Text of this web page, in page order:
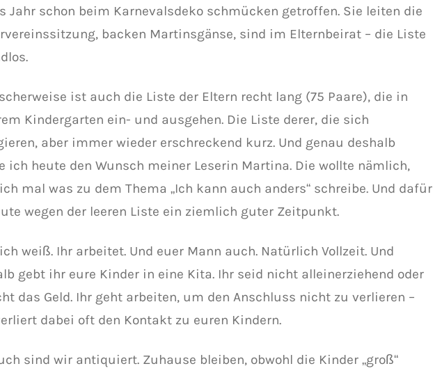
Jahr schon beim Karnevalsdeko schmücken getroffen. Sie leiten die
backen Martinsgänse, sind im Elternbeirat – die Liste
ist auch die Liste der Eltern recht lang (75 Paare), die in
Kindergarten ein- und ausgehen. Die Liste derer, die sich
aber immer wieder erschreckend kurz. Und genau deshalb
ich heute den Wunsch meiner Leserin Martina. Die wollte nämlich,
mal was zu dem Thema „Ich kann auch anders“ schreibe. Und dafür
wegen der leeren Liste ein ziemlich guter Zeitpunkt.
ich weiß. Ihr arbeitet. Und euer Mann auch. Natürlich Vollzeit. Und
gebt ihr eure Kinder in eine Kita. Ihr seid nicht alleinerziehend oder
das Geld. Ihr geht arbeiten, um den Anschluss nicht zu verlieren –
dabei oft den Kontakt zu euren Kindern.
sind wir antiquiert. Zuhause bleiben, obwohl die Kinder „groß“